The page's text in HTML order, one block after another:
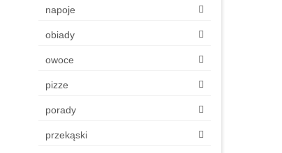
napoje
obiady
owoce
pizze
porady
przekąski